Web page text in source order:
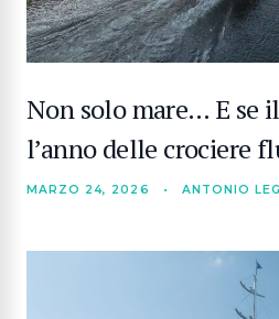
Non solo mare… E se
l’anno delle crociere
MARZO 24, 2026 • ANTONIO